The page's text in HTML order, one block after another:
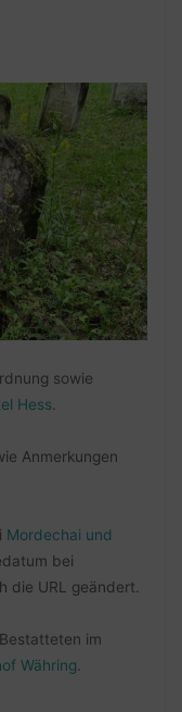
sowie
Hess.
Anmerkungen
Mordechai und
bei
die URL geändert.
im
Währing.